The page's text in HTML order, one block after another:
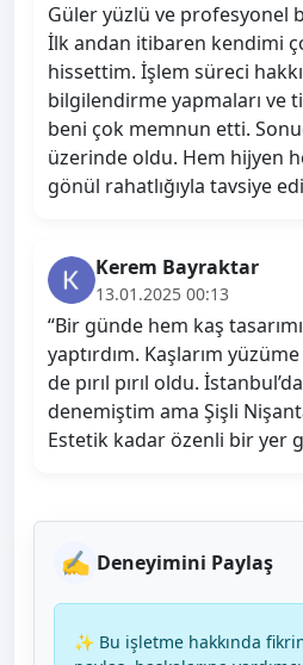
Güler yüzlü ve profesyonel
İlk andan itibaren kendimi
hissettim. İşlem süreci
bilgilendirme yapmaları ve
beni çok memnun etti.
üzerinde oldu. Hem hijyen
gönül rahatlığıyla tavsiye
Kerem Bayraktar
13.01.2025 00:13
“Bir günde hem kaş
yaptırdım. Kaşlarım
de pırıl pırıl oldu.
denemiştim ama Şişli
Estetik kadar özenli bir yer
✍️ Deneyimini Paylaş
✨ Bu işletme hakkında